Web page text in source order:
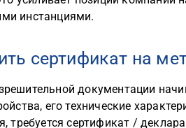
инстанциями.
сертификат на
документации
его технические
требуется сертификат /